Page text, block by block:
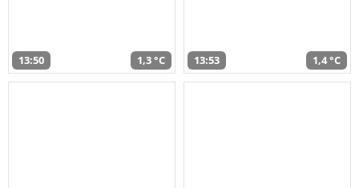
13:50 1,3 °C 13:53 1,4 °C